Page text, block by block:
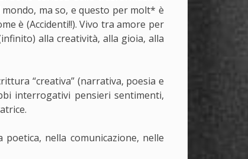
ma so, e questo per molt* è
è (Accidenti!!). Vivo tra amore per
alla creatività, alla gioia, alla
“creativa” (narrativa, poesia e
interrogativi pensieri sentimenti,
nella comunicazione, nelle